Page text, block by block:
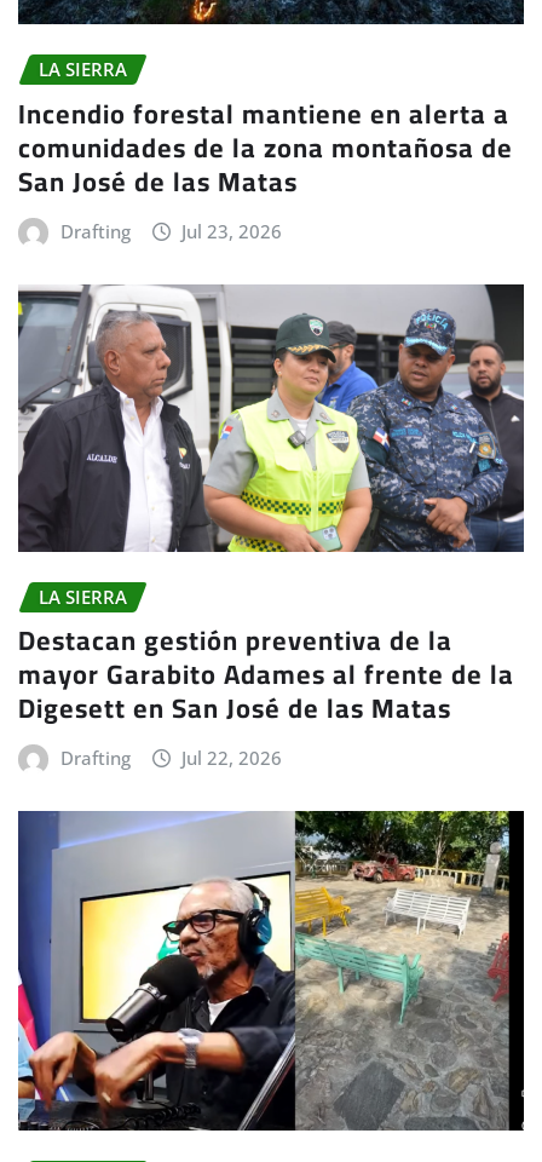
LA SIERRA
Incendio forestal mantiene en alerta a
comunidades de la zona montañosa de
San José de las Matas
Drafting Jul 23, 2026
LA SIERRA
Destacan gestión preventiva de la
mayor Garabito Adames al frente de la
Digesett en San José de las Matas
Drafting Jul 22, 2026